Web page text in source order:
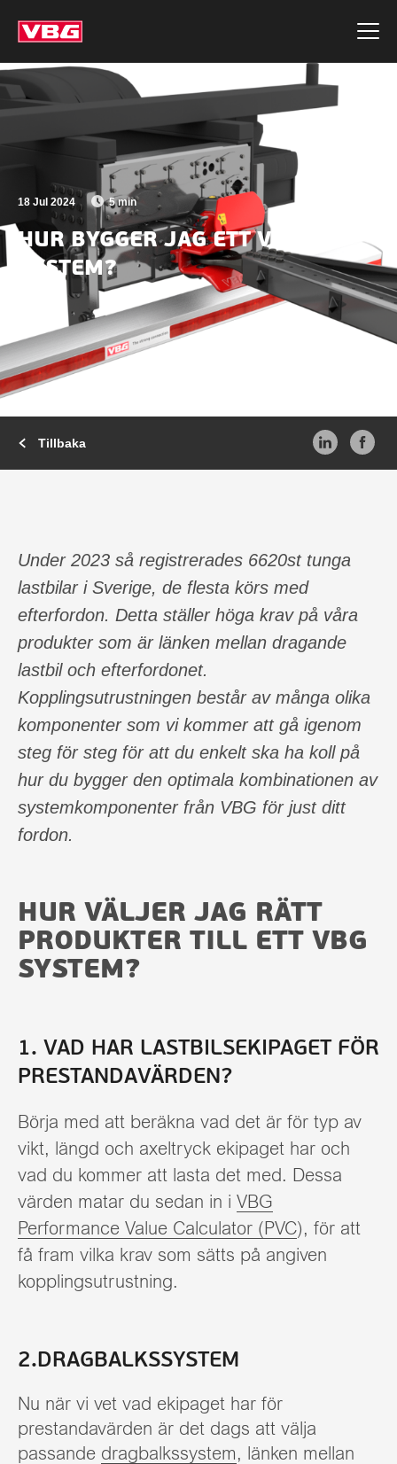
18 Jul 2024 5 min
HUR BYGGER JAG ETT VBG
SYSTEM?
Tillbaka
Under 2023 så registrerades 6620st tunga
lastbilar i Sverige, de flesta körs med
efterfordon. Detta ställer höga krav på våra
produkter som är länken mellan dragande
lastbil och efterfordonet.
Kopplingsutrustningen består av många olika
komponenter som vi kommer att gå igenom
steg för steg för att du enkelt ska ha koll på
hur du bygger den optimala kombinationen av
systemkomponenter från VBG för just ditt
fordon.
HUR VÄLJER JAG RÄTT
PRODUKTER TILL ETT VBG
SYSTEM?
1. VAD HAR LASTBILSEKIPAGET FÖR
PRESTANDAVÄRDEN?
Börja med att beräkna vad det är för typ av
vikt, längd och axeltryck ekipaget har och
vad du kommer att lasta det med. Dessa
värden matar du sedan in i VBG
Performance Value Calculator (PVC), för att
få fram vilka krav som sätts på angiven
kopplingsutrustning.
2.DRAGBALKSSYSTEM
Nu när vi vet vad ekipaget har för
prestandavärden är det dags att välja
passande dragbalkssystem , länken mellan
E-post *
Jag har läst och förståttintegritetspolicynoch
godkänner att mina uppgifter lagras för att ta
emot uppföljningar och marknadsinformation (i
de fall jag valt detta) från VBG. *